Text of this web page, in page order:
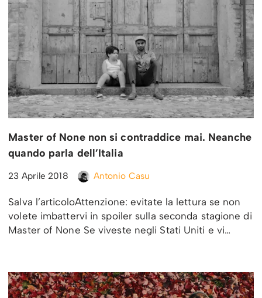
Master of None non si contraddice mai. Neanche
quando parla dell’Italia
23 Aprile 2018 Antonio Casu
Salva l’articoloAttenzione: evitate la lettura se non
volete imbattervi in spoiler sulla seconda stagione di
Master of None Se viveste negli Stati Uniti e vi…